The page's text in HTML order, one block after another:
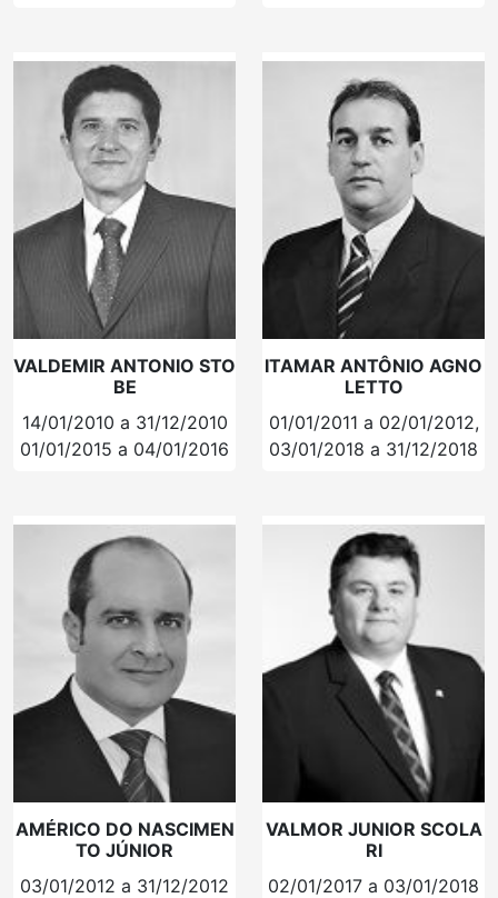
VALDEMIR ANTONIO STO
BE
14/01/2010 a 31/12/2010
01/01/2015 a 04/01/2016
ITAMAR ANTÔNIO AGNO
LETTO
01/01/2011 a 02/01/2012,
03/01/2018 a 31/12/2018
AMÉRICO DO NASCIMEN
TO JÚNIOR
03/01/2012 a 31/12/2012
VALMOR JUNIOR SCOLA
RI
02/01/2017 a 03/01/2018